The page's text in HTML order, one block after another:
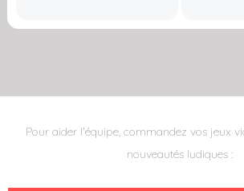
Pour aider l'équipe, commandez vos jeux
nouveautés ludiques :